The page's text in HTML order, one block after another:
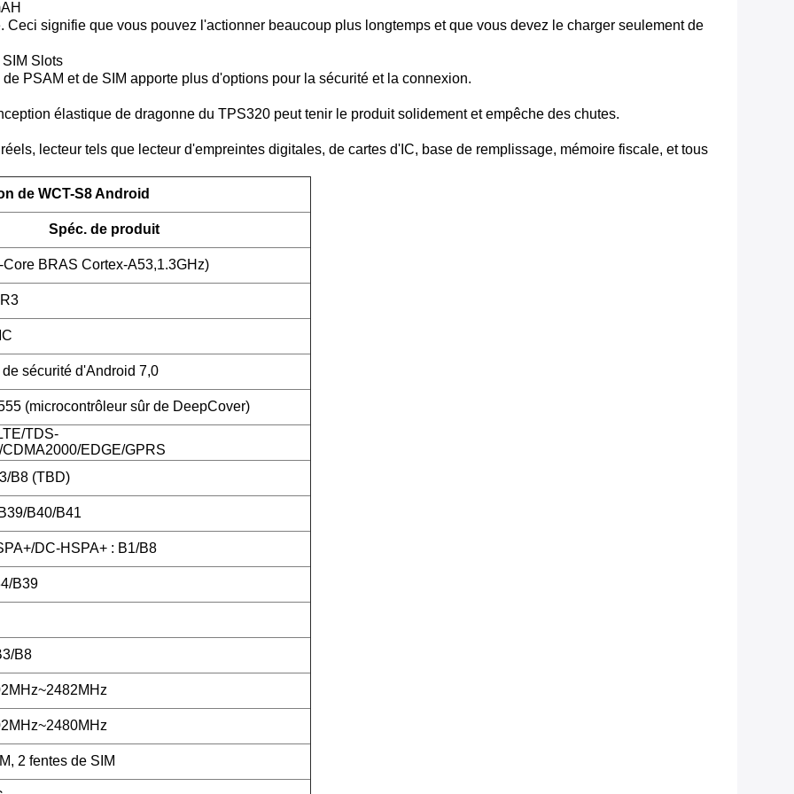
signifie que vous pouvez l'actionner beaucoup plus longtemps et que vous devez le charger seulement de
Slots
PSAM et de SIM apporte plus d'options pour la sécurité et la connexion.
élastique de dragonne du TPS320 peut tenir le produit solidement et empêche des chutes.
lecteur tels que lecteur d'empreintes digitales, de cartes d'IC, base de remplissage, mémoire fiscale, et tous
de WCT-S8 Android
Spéc. de produit
BRAS Cortex-A53,1.3GHz)
sécurité d'Android 7,0
(microcontrôleur sûr de DeepCover)
TDS-
EDGE/GPRS
B8 (TBD)
B40/B41
DC-HSPA+ : B1/B8
B39
B8
2 fentes de SIM